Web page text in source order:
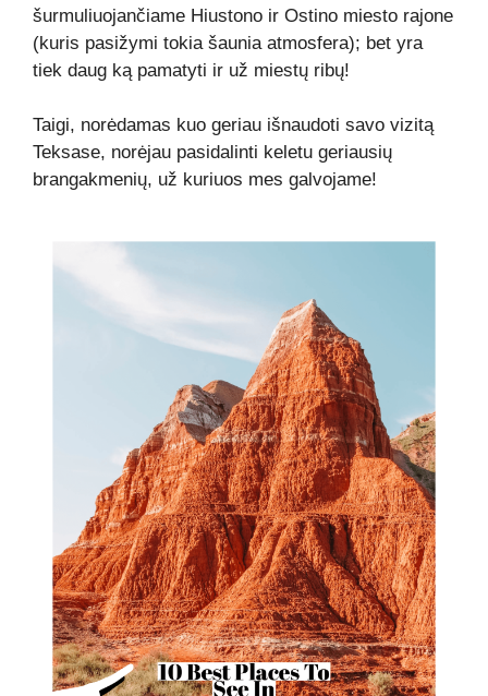
šurmuliuojančiame Hiustono ir Ostino miesto rajone
(kuris pasižymi tokia šaunia atmosfera); bet yra
tiek daug ką pamatyti ir už miestų ribų!
Taigi, norėdamas kuo geriau išnaudoti savo vizitą
Teksase, norėjau pasidalinti keletu geriausių
brangakmenių, už kuriuos mes galvojame!